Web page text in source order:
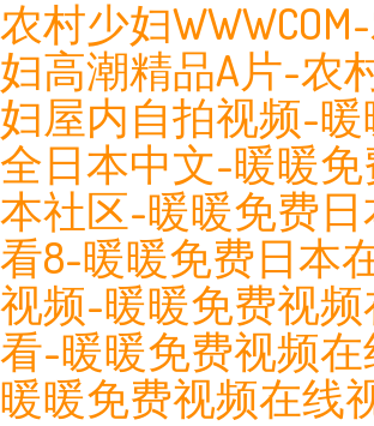
农村少妇
妇高潮精品A片-农
妇屋内自拍视频-
全日本中文-暖暖免
本社区-暖暖免费
看8-暖暖免费日本
视频-暖暖免费视
看-暖暖免费视频
暖暖免费视频在线